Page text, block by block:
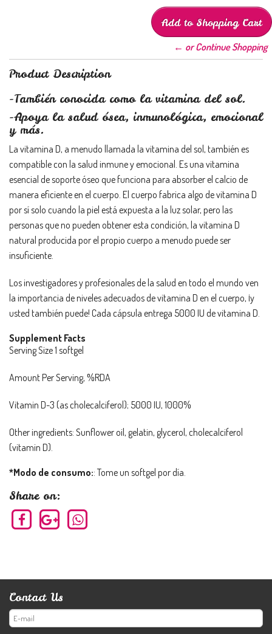
← or Continue Shopping
Product Description
-También conocida como la vitamina del sol.
-Apoya la salud ósea, inmunológica, emocional
y más.
La vitamina D, a menudo llamada la vitamina del sol, también es
compatible con la salud inmune y emocional. Es una vitamina
esencial de soporte óseo que funciona para absorber el calcio de
manera eficiente en el cuerpo. El cuerpo fabrica algo de vitamina D
por sí solo cuando la piel está expuesta a la luz solar, pero las
personas que no pueden obtener esta condición, la vitamina D
natural producida por el propio cuerpo a menudo puede ser
insuficiente.
Los investigadores y profesionales de la salud en todo el mundo ven
la importancia de niveles adecuados de vitamina D en el cuerpo, ¡y
usted también puede! Cada cápsula entrega 5000 IU de vitamina D.
Supplement Facts
Serving Size 1 softgel
Amount Per Serving, %RDA
Vitamin D-3 (as cholecalciferol); 5000 IU, 1000%
Other ingredients: Sunflower oil, gelatin, glycerol, cholecalciferol
(vitamin D).
*Modo de consumo:: Tome un softgel por día.
Share on:
Contact Us